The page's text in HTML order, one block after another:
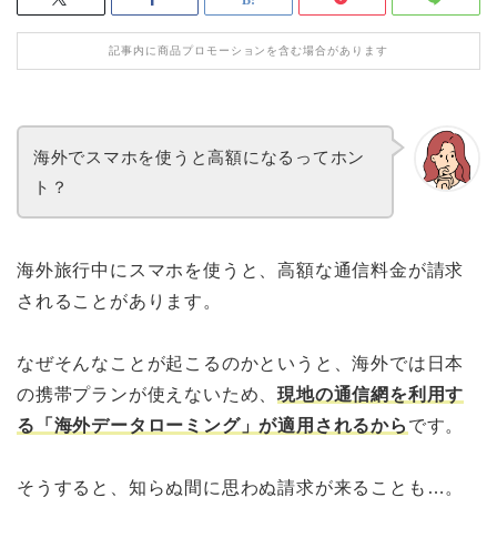
記事内に商品プロモーションを含む場合があります
海外でスマホを使うと高額になるってホン
ト？
海外旅行中にスマホを使うと、高額な通信料金が請求
されることがあります。
なぜそんなことが起こるのかというと、海外では日本
の携帯プランが使えないため、現地の通信網を利用す
る「海外データローミング」が適用されるから です。
そうすると、知らぬ間に思わぬ請求が来ることも…。